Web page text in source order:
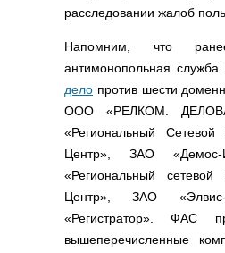
Скриптырасследовании жалоб
Напомним, что
антимонопольная служба
дело против шести
ООО «РЕЛКОМ.
«Региональный
Центр», ЗАО «Демос-
«Региональный
Центр», ЗАО
«Регистратор». ФАС
вышеперечисленные